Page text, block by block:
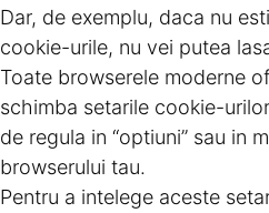
Dar, de exemplu, daca nu
cookie-urile, nu vei putea
Toate browserele moderne
schimba setarile cookie-
de regula in “optiuni” sau in
browserului tau.
Pentru a intelege aceste